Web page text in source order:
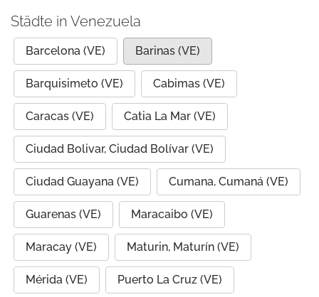
Städte in Venezuela
Barcelona (VE) Barinas (VE)
Barquisimeto (VE) Cabimas (VE)
Caracas (VE) Catia La Mar (VE)
Ciudad Bolivar, Ciudad Bolívar (VE)
Ciudad Guayana (VE) Cumana, Cumaná (VE)
Guarenas (VE) Maracaibo (VE)
Maracay (VE) Maturin, Maturín (VE)
Mérida (VE) Puerto La Cruz (VE)